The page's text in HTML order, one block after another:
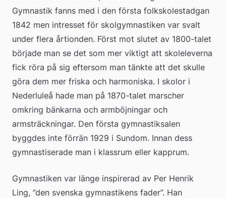
Gymnastik fanns med i den första folkskolestadgan
1842 men intresset för skolgymnastiken var svalt
under flera årtionden. Först mot slutet av 1800-talet
började man se det som mer viktigt att skoleleverna
fick röra på sig eftersom man tänkte att det skulle
göra dem mer friska och harmoniska. I skolor i
Nederluleå hade man på 1870-talet marscher
omkring bänkarna och armböjningar och
armsträckningar. Den första gymnastiksalen
byggdes inte förrän 1929 i Sundom. Innan dess
gymnastiserade man i klassrum eller kapprum.
Gymnastiken var länge inspirerad av Per Henrik
Ling, ”den svenska gymnastikens fader”. Han